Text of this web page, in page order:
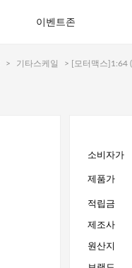
이벤트존
> 기타스케일 > [모터맥스]1:64
소비자가
제품가
적립금
제조사
원산지